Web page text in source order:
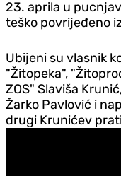
23. aprila u
teško povrijeđeno
Ubijeni su vlasnik
"Žitopeka",
ZOS" Slaviša
Žarko Pavlović i
drugi Krunićev